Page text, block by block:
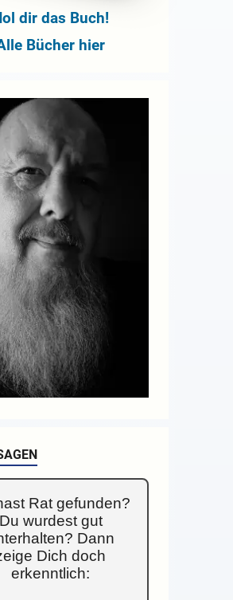
dir das Buch!
Bücher hier
Rat gefunden?
Du wurdest gut
Dann
Dich doch
erkenntlich: